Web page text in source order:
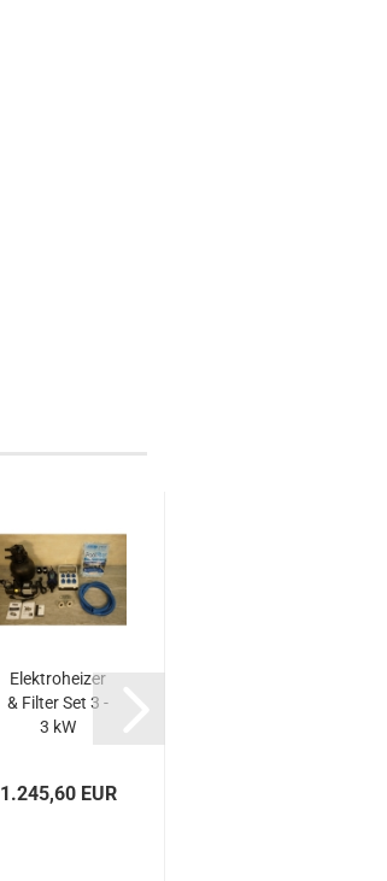
Elektroheizer
& Filter Set 3 -
3 kW
1.245,60 EUR